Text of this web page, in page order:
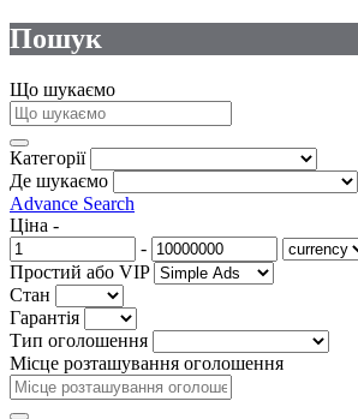
Пошук
Що шукаємо
Категорії
Де шукаємо
Advance Search
Ціна -
-
Простий або VIP
Стан
Гарантія
Тип оголошення
Місце розташування оголошення